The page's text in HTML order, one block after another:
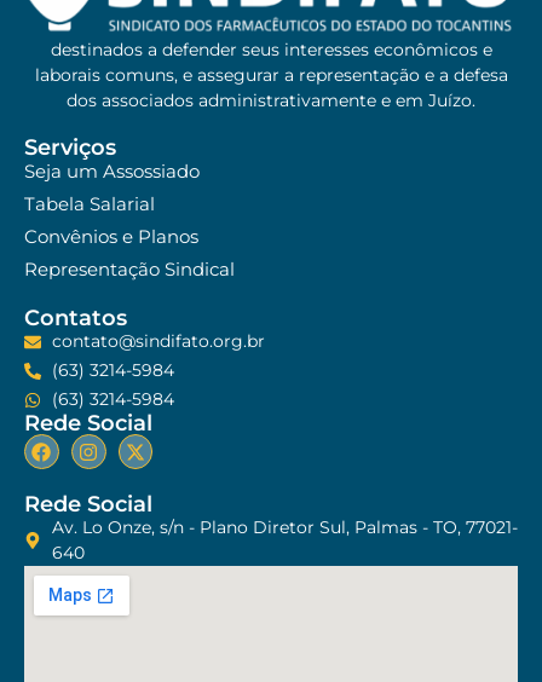
destinados a defender seus interesses econômicos e
laborais comuns, e assegurar a representação e a defesa
dos associados administrativamente e em Juízo.
Serviços
Seja um Assossiado
Tabela Salarial
Convênios e Planos
Representação Sindical
Contatos
contato@sindifato.org.br
(63) 3214-5984
(63) 3214-5984
Rede Social
Rede Social
Av. Lo Onze, s/n - Plano Diretor Sul, Palmas - TO, 77021-
640